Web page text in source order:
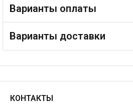
Варианты оплаты
Варианты доставки
КОНТАКТЫ